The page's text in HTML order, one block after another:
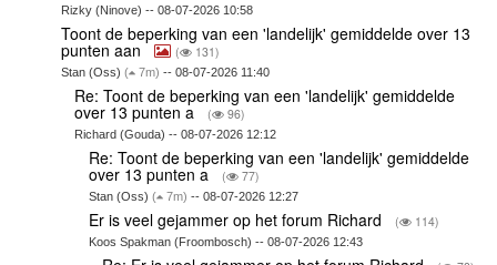
Rizky (Ninove) -- 08-07-2026 10:58
Toont de beperking van een 'landelijk' gemiddelde over 13
punten aan ( 131)
Stan (Oss) ( 7m) -- 08-07-2026 11:40
Re: Toont de beperking van een 'landelijk' gemiddelde
over 13 punten a ( 96)
Richard (Gouda) -- 08-07-2026 12:12
Re: Toont de beperking van een 'landelijk' gemiddelde
over 13 punten a ( 77)
Stan (Oss) ( 7m) -- 08-07-2026 12:27
Er is veel gejammer op het forum Richard ( 114)
Koos Spakman (Froombosch) -- 08-07-2026 12:43